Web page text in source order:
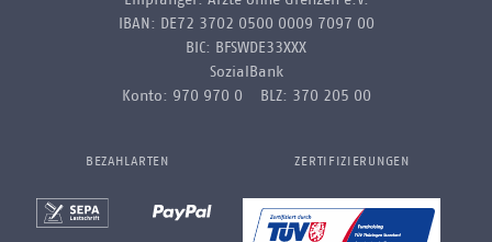
IBAN: DE72 3702 0500 0009 7097 00
BIC: BFSWDE33XXX
SozialBank
Konto: 970 970 0 BLZ: 370 205 00
BEZAHLARTEN ZERTIFIZIERUNGEN